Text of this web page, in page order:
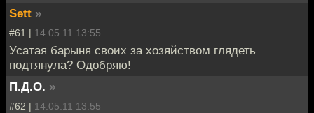
Sett »
#61 | 14.05.11 13:55
Усатая барыня своих за хозяйством глядеть
подтянула? Одобряю!
П.Д.О. »
#62 | 14.05.11 13:55